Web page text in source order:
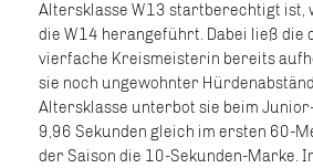
Altersklasse W13 startberechtigt ist,
die W14 herangeführt. Dabei ließ die
vierfache Kreismeisterin bereits
sie noch ungewohnter
Altersklasse unterbot sie beim
9,96 Sekunden gleich im ersten 60-
der Saison die 10-Sekunden-Marke.